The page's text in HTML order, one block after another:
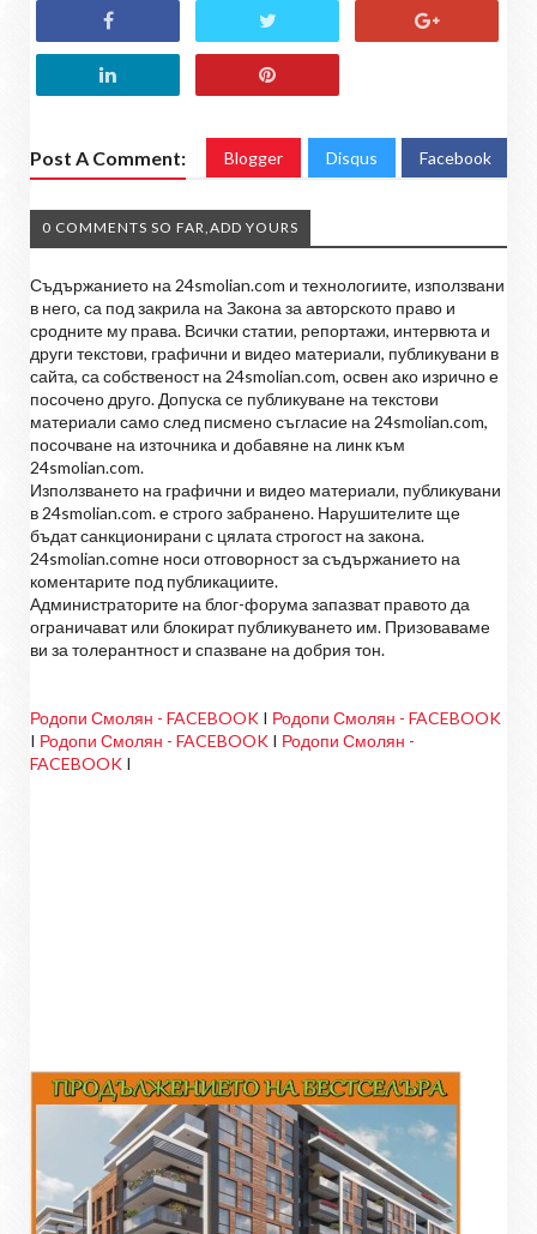
Post A Comment: Blogger Disqus Facebook
0 COMMENTS SO FAR,ADD YOURS
Съдържанието на 24smolian.com и технологиите, използвани
в него, са под закрила на Закона за авторското право и
сродните му права. Всички статии, репортажи, интервюта и
други текстови, графични и видео материали, публикувани в
сайта, са собственост на 24smolian.com, освен ако изрично е
посочено друго. Допуска се публикуване на текстови
материали само след писмено съгласие на 24smolian.com,
посочване на източника и добавяне на линк към
24smolian.com.
Използването на графични и видео материали, публикувани
в 24smolian.com. е строго забранено. Нарушителите ще
бъдат санкционирани с цялата строгост на закона.
24smolian.comне носи отговорност за съдържанието на
коментарите под публикациите.
Администраторите на блог-форума запазват правото да
ограничават или блокират публикуването им. Призоваваме
ви за толерантност и спазване на добрия тон.
Родопи Смолян - FACEBOOK I Родопи Смолян - FACEBOOK
I Родопи Смолян - FACEBOOK I Родопи Смолян -
FACEBOOK I